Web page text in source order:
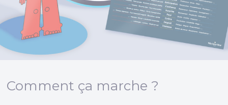
Comment ça marche ?